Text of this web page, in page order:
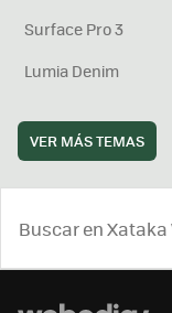
Surface Pro 3
Lumia Denim
VER MÁS TEMAS